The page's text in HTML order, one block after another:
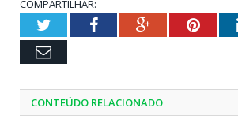
COMPARTILHAR:
TwitterFacebookGoogle+
Email
CONTEÚDO RELACIONADO